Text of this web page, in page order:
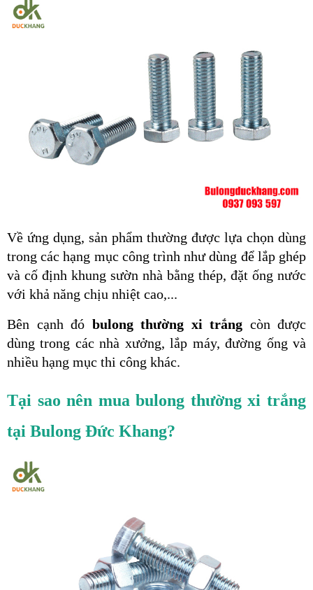
Về ứng dụng, sản phẩm thường được lựa chọn dùng
trong các hạng mục công trình như dùng để lắp ghép
và cố định khung sườn nhà bằng thép, đặt ống nước
với khả năng chịu nhiệt cao,...
Bên cạnh đó bulong thường xi trắng còn được
dùng trong các nhà xưởng, lắp máy, đường ống và
nhiều hạng mục thi công khác.
Tại sao nên mua bulong thường xi trắng
tại Bulong Đức Khang?